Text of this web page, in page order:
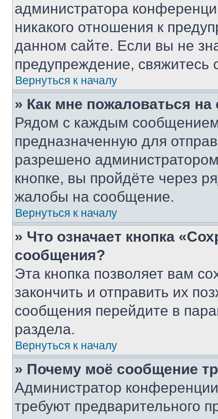
администратора
никакого отношения к
данном сайте. Если вы не
предупреждение,
Вернуться к началу
» Как мне пожаловаться
Рядом с каждым сообщением
предназначенную для
разрешено
кнопке, вы пройдёте через
жалобы на сообщение.
Вернуться к началу
» Что означает кнопка
сообщения?
Эта кнопка позволяет вам
закончить и отправить их
сообщения перейдите в
раздела.
Вернуться к началу
» Почему моё сообщение
Администратор
требуют предварительного